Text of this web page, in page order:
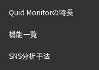
Quid Monitorの特長
機能一覧
SNS分析手法